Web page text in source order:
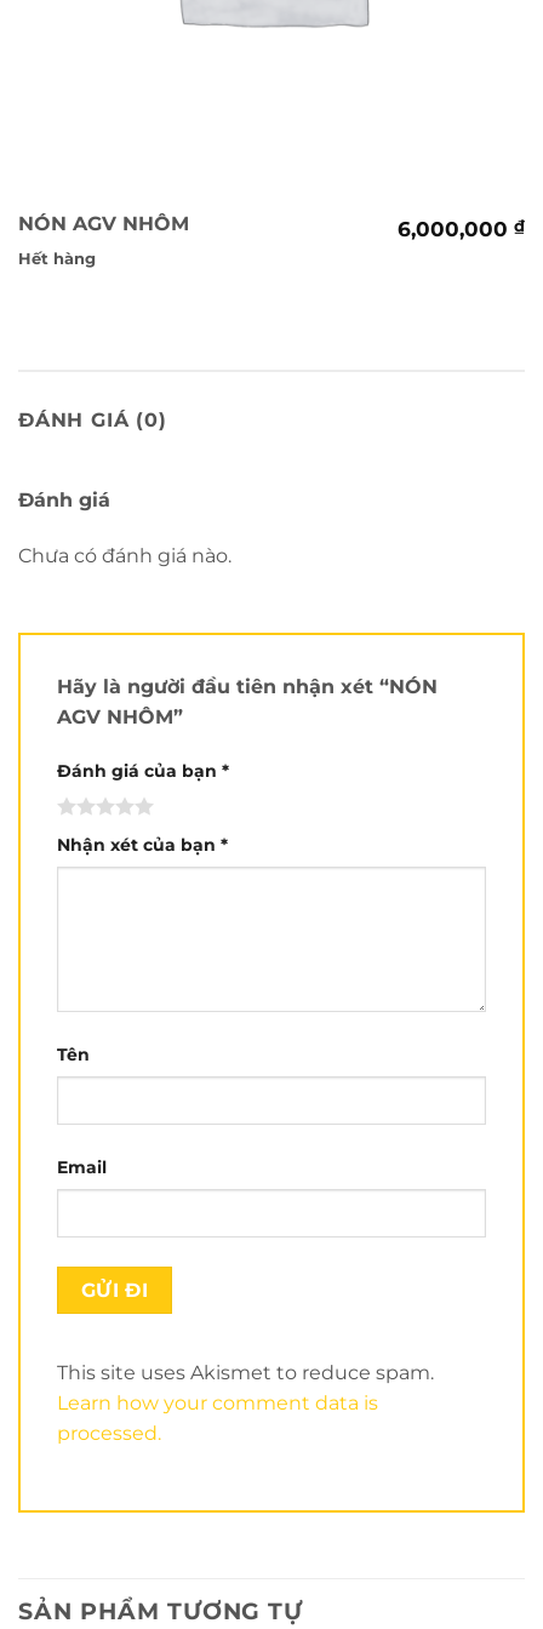
NÓN AGV NHÔM 6,000,000 ₫
Hết hàng
ĐÁNH GIÁ (0)
Đánh giá
Chưa có đánh giá nào.
Hãy là người đầu tiên nhận xét “NÓN
AGV NHÔM”
Đánh giá của bạn *
Nhận xét của bạn *
Tên
Email
This site uses Akismet to reduce spam.
Learn how your comment data is
processed.
SẢN PHẨM TƯƠNG TỰ